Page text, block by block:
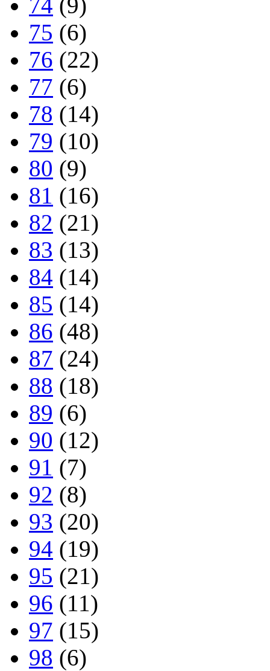
75 (6)
76 (22)
77 (6)
78 (14)
79 (10)
80 (9)
81 (16)
82 (21)
83 (13)
84 (14)
85 (14)
86 (48)
87 (24)
88 (18)
89 (6)
90 (12)
91 (7)
92 (8)
93 (20)
94 (19)
95 (21)
96 (11)
97 (15)
98 (6)